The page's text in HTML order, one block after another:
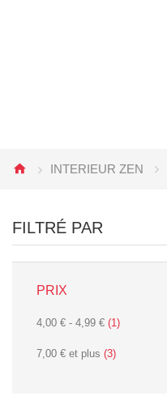
INTERIEUR ZEN
FILTRÉ PAR
PRIX
4,00 € - 4,99 € (1)
7,00 € et plus (3)